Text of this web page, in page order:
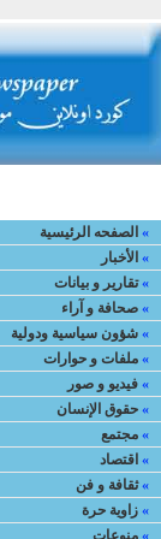
الصفحه الرئيسية «
الأخبار «
تقارير و بيانات«
صحافة و آراء «
شؤون سياسية ودولية «
ملفات و حوارات «
فيديو و صور «
حقوق الإنسان «
مجتمع «
اقتصاد «
ثقافة و فن«
زاوية حرة «
منوعات «